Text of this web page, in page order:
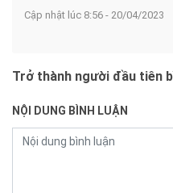
Cập nhật lúc 8:56 - 20/04/2023
Trở thành người đầu tiên
NỘI DUNG BÌNH LUẬN